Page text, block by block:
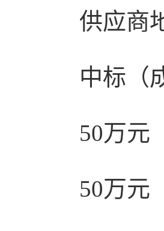
供应商
中标（
50万元
50万元